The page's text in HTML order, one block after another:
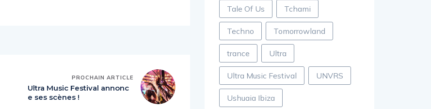
PROCHAIN ARTICLE
Ultra Music Festival annonc
e ses scènes !
Tale Of Us Tchami
Techno Tomorrowland
trance Ultra
Ultra Music Festival UNVRS
Ushuaia Ibiza